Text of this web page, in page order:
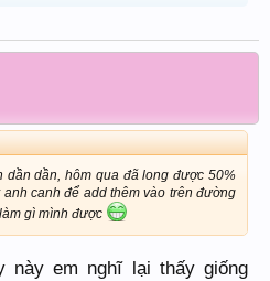
dần dần, hôm qua đã long được 50%
canh để add thêm vào trên đường
gì mình được
này em nghĩ lại thấy giống